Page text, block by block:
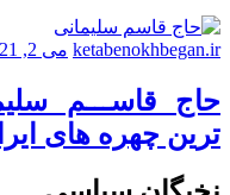
ketabenokhbegan.ir می 2, 2021
حاج قاســـم
ترین چهره های